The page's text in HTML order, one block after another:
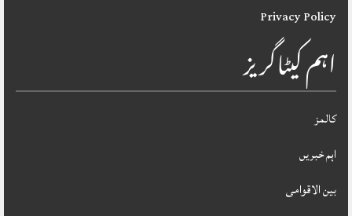
Privacy Policy
اہم کیٹاگریز
کالمز
اہم خبریں
بین الاقوامی